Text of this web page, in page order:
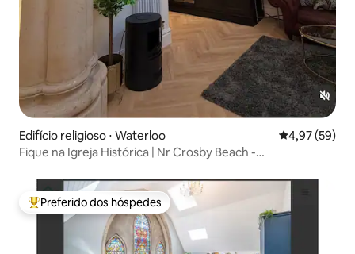
Edifício religioso ⋅ Waterloo 4,97 de uma
4,97 (59)
Fique na Igreja Histórica | Nr Crosby Beach -
Entre os melhores preferidos dos hóspedes
Preferido dos hóspedes